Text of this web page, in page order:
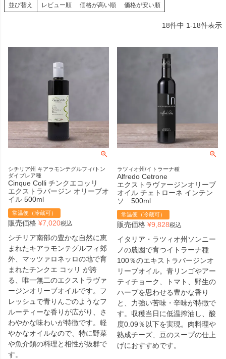
並び替え レビュー順 価格が高い順 価格が安い順
18件中 1-18件表示
シチリア州 キアラモンテグルフィ/トン
ダイブレア種
Cinque Colli チンクエコッリ
エクストラバージン オリーブオ
イル 500ml
常温便（冷蔵可）
販売価格 ¥7,020税込
シチリア南部の豊かな自然に恵
まれたキアラモンテグルフィ郊
外、マッツァロネッロの地で育
まれたチンクエ コッリ が誇
る、唯一無二のエクストラヴァ
ージンオリーブオイルです。フ
レッシュで青りんごのようなフ
ルーティーな香りが広がり、さ
わやかな味わいが特徴です。軽
やかなオイルなので、特に野菜
や魚介類の料理と相性が抜群で
す。
ラツィオ州/イトラーナ種
Alfredo Cetrone
エクストラヴァージンオリーブ
オイル チェトローネ インテン
ソ 500ml
常温便（冷蔵可）
販売価格 ¥9,828税込
イタリア・ラツィオ州ソンニー
ノの農園で育つイトラーナ種
100％のエキストラバージンオ
リーブオイル。青リンゴやアー
ティチョーク、トマト、野生の
ハーブを思わせる豊かな香り
と、力強い苦味・辛味が特徴で
す。収穫当日に低温搾油し、酸
度0.09％以下を実現。肉料理や
熟成チーズ、豆のスープの仕上
げにおすすめです。